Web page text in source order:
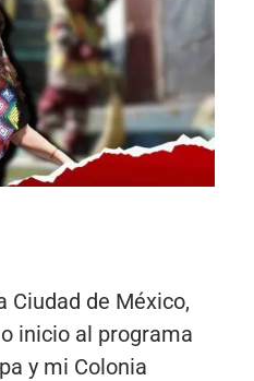
Ciudad de México,
inicio al programa
y mi Colonia